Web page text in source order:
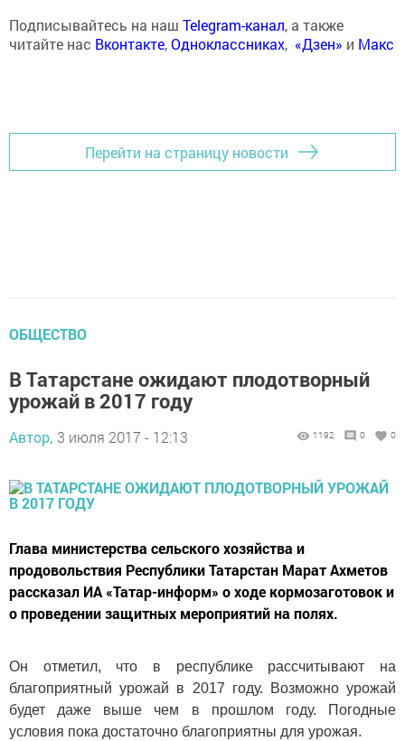
Подписывайтесь на наш Telegram-канал, а также
читайте нас Вконтакте,Одноклассниках, «Дзен» и Макс
Перейти на страницу новости
ОБЩЕСТВО
В Татарстане ожидают плодотворный
урожай в 2017 году
Автор, 3 июля 2017 - 12:13 1192 0 0
Глава министерства сельского хозяйства и
продовольствия Республики Татарстан Марат Ахметов
рассказал ИА «Татар-информ» о ходе кормозаготовок и
о проведении защитных мероприятий на полях.
Он отметил, что в республике рассчитывают на
благоприятный урожай в 2017 году. Возможно урожай
будет даже выше чем в прошлом году. Погодные
условия пока достаточно благоприятны для урожая.